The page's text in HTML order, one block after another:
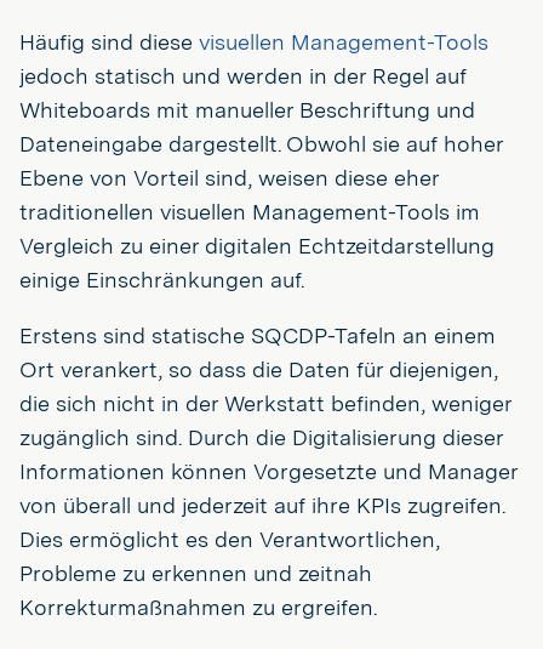
Häufig sind diese visuellen Management-Tools
jedoch statisch und werden in der Regel auf
Whiteboards mit manueller Beschriftung und
Dateneingabe dargestellt. Obwohl sie auf hoher
Ebene von Vorteil sind, weisen diese eher
traditionellen visuellen Management-Tools im
Vergleich zu einer digitalen Echtzeitdarstellung
einige Einschränkungen auf.
Erstens sind statische SQCDP-Tafeln an einem
Ort verankert, so dass die Daten für diejenigen,
die sich nicht in der Werkstatt befinden, weniger
zugänglich sind. Durch die Digitalisierung dieser
Informationen können Vorgesetzte und Manager
von überall und jederzeit auf ihre KPIs zugreifen.
Dies ermöglicht es den Verantwortlichen,
Probleme zu erkennen und zeitnah
Korrekturmaßnahmen zu ergreifen.